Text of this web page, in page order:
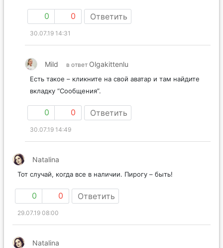
0 0 Ответить
30.07.19 14:31
Mild в ответ Olgakittenlu
Есть такое – кликните на свой аватар и там найдите
вкладку “Сообщения”.
0 0 Ответить
30.07.19 14:49
Natalina
Тот случай, когда все в наличии. Пирогу – быть!
0 0 Ответить
29.07.19 08:00
Natalina